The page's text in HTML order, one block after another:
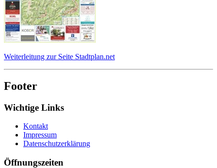
Weiterleitung zur Seite Stadtplan.net
Footer
Wichtige Links
Kontakt
Impressum
Datenschutzerklärung
Öffnungszeiten